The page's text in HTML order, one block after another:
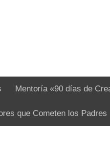
Mentoría «90 días de
que Cometen los Padres